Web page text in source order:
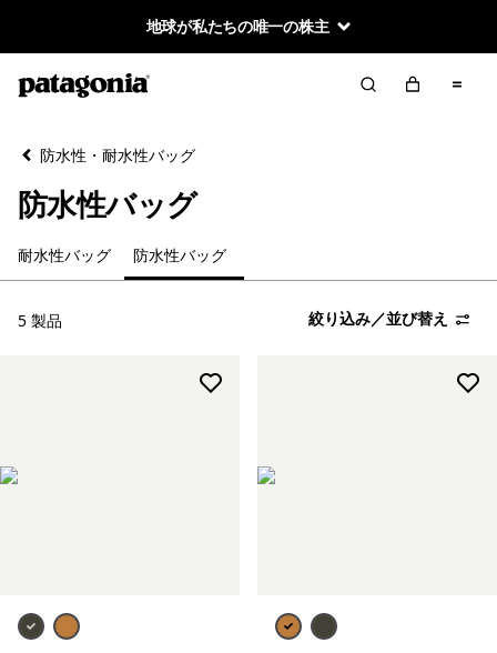
地球が私たちの唯一の株主
絞り込み／並び替え
絞り込み
カテゴリー
耐水性バッグ
防水性バッグ
絞り込み
素材
防水性・耐水性バッグ
防水性バッグ
耐水性バッグ 防水性バッグ
5 製品 絞り込み／並び替え